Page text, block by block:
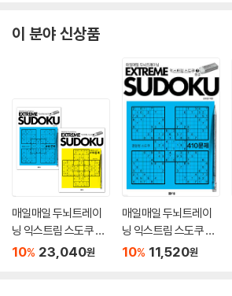
이 분야 신상품
매일매일 두뇌트레이
닝 익스트림 스도쿠 41
0 세트
10% 23,040원
매일매일 두뇌트레이
닝 익스트림 스도쿠 41
0 중급 2
10% 11,520원